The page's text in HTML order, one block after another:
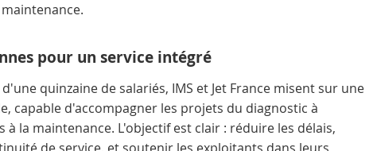
pour un service intégré
quinzaine de salariés, IMS et Jet France misent sur une
capable d'accompagner les projets du diagnostic à
à la maintenance. L'objectif est clair : réduire les délais,